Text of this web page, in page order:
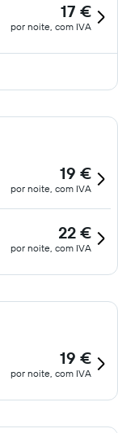
17 €
por noite, com IVA
19 €
por noite, com IVA
22 €
por noite, com IVA
19 €
por noite, com IVA